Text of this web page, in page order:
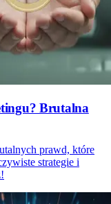
Brutalna
prawd, które
strategie i